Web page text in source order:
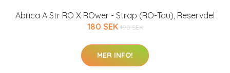
Abilica A Str RO X ROwer - Strap (RO-Tau), Reservdel
180 SEK 190 SEK
MER INFO!